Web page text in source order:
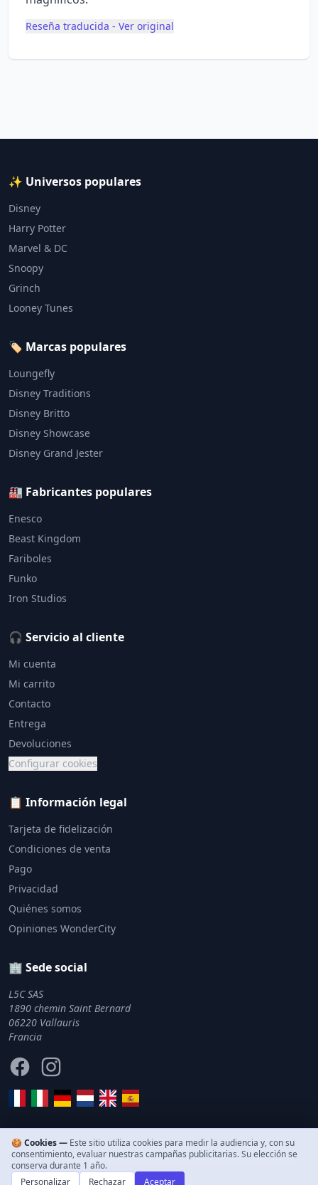
Reseña traducida - Ver original
✨ Universos populares
Disney
Harry Potter
Marvel & DC
Snoopy
Grinch
Looney Tunes
🏷️ Marcas populares
Loungefly
Disney Traditions
Disney Britto
Disney Showcase
Disney Grand Jester
🏭 Fabricantes populares
Enesco
Beast Kingdom
Fariboles
Funko
Iron Studios
🎧 Servicio al cliente
Mi cuenta
Mi carrito
Contacto
Entrega
Devoluciones
Configurar cookies
📋 Información legal
Tarjeta de fidelización
Condiciones de venta
Pago
Privacidad
Quiénes somos
Opiniones WonderCity
🏢 Sede social
L5C SAS
1890 chemin Saint Bernard
06220 Vallauris
Francia
FacebookInstagram
© 2011–2026 WonderCity. Todos los derechos reservados.
🍪 Cookies — Este sitio utiliza cookies para medir la audiencia y, con su
consentimiento, evaluar nuestras campañas publicitarias. Su elección se
conserva durante 1 año.
Personalizar
Rechazar Aceptar